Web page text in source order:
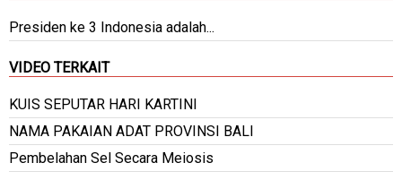
Presiden ke 3 Indonesia adalah...
VIDEO TERKAIT
KUIS SEPUTAR HARI KARTINI
NAMA PAKAIAN ADAT PROVINSI BALI
Pembelahan Sel Secara Meiosis